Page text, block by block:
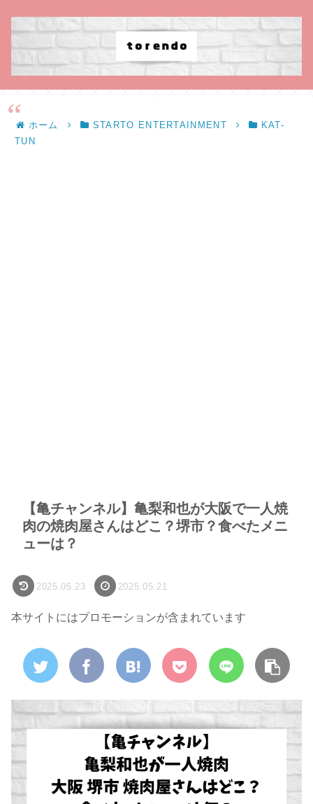
ホーム STARTO ENTERTAINMENT
KAT-
TUN
【亀チャンネル】亀梨和也が大阪で一人焼
肉の焼肉屋さんはどこ？堺市？食べたメニ
ューは？
2025.05.23 2025.05.21
本サイトにはプロモーションが含まれています